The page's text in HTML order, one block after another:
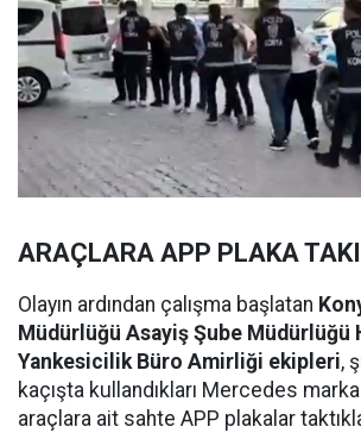
ARAÇLARA APP PLAKA
Olayın ardından çalışma başlatan
Müdürlüğü Asayiş Şube Müdürlüğü
Yankesicilik Büro Amirliği ekipleri,
kaçışta kullandıkları Mercedes
araçlara ait sahte APP plakalar